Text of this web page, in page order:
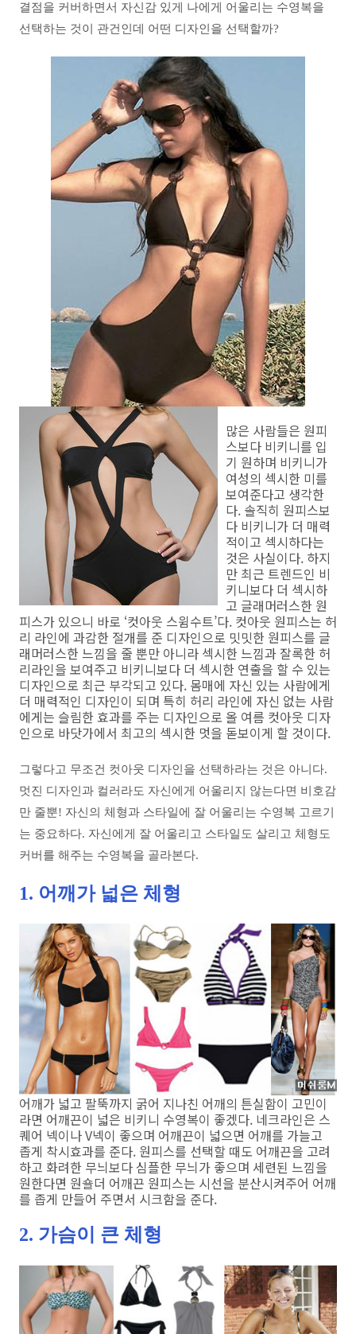
결점을 커버하면서 자신감 있게 나에게 어울리는 수영복을
선택하는 것이 관건인데 어떤 디자인을 선택할까?
많은 사람들은 원피
스보다 비키니를 입
기 원하며 비키니가
여성의 섹시한 미를
보여준다고 생각한
다. 솔직히 원피스보
다 비키니가 더 매력
적이고 섹시하다는
것은 사실이다. 하지
만 최근 트렌드인 비
키니보다 더 섹시하
고 글래머러스한 원
피스가 있으니 바로 ‘컷아웃 스윔수트’다. 컷아웃 원피스는 허
리 라인에 과감한 절개를 준 디자인으로 밋밋한 원피스를 글
래머러스한 느낌을 줄 뿐만 아니라 섹시한 느낌과 잘록한 허
리라인을 보여주고 비키니보다 더 섹시한 연출을 할 수 있는
디자인으로 최근 부각되고 있다. 몸매에 자신 있는 사람에게
더 매력적인 디자인이 되며 특히 허리 라인에 자신 없는 사람
에게는 슬림한 효과를 주는 디자인으로 올 여름 컷아웃 디자
인으로 바닷가에서 최고의 섹시한 멋을 돋보이게 할 것이다.
그렇다고 무조건 컷아웃 디자인을 선택하라는 것은 아니다.
멋진 디자인과 컬러라도 자신에게 어울리지 않는다면 비호감
만 줄뿐! 자신의 체형과 스타일에 잘 어울리는 수영복 고르기
는 중요하다. 자신에게 잘 어울리고 스타일도 살리고 체형도
커버를 해주는 수영복을 골라본다.
1. 어깨가 넓은 체형
어깨가 넓고 팔뚝까지 굵어 지나친 어깨의 튼실함이 고민이
라면 어깨끈이 넓은 비키니 수영복이 좋겠다. 네크라인은 스
퀘어 넥이나 V넥이 좋으며 어깨끈이 넓으면 어깨를 가늘고
좁게 착시효과를 준다. 원피스를 선택할 때도 어깨끈을 고려
하고 화려한 무늬보다 심플한 무늬가 좋으며 세련된 느낌을
원한다면 원숄더 어깨끈 원피스는 시선을 분산시켜주어 어깨
를 좁게 만들어 주면서 시크함을 준다.
2. 가슴이 큰 체형